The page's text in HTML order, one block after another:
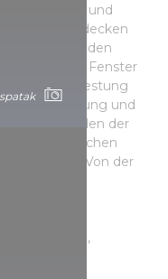
Treppen und
und entdecken
und den
Fenster
der Festung
Besatzung und
an die Helden der
der osmanischen
1686 lebte. Von der
des steilen,